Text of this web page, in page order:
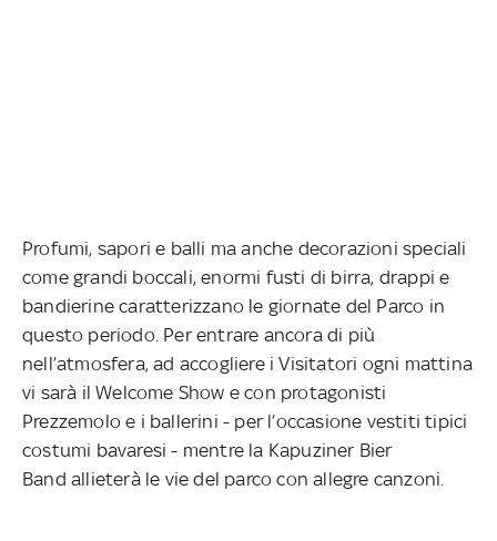
Profumi, sapori e balli ma anche decorazioni speciali
come grandi boccali, enormi fusti di birra, drappi e
bandierine caratterizzano le giornate del Parco in
questo periodo. Per entrare ancora di più
nell’atmosfera, ad accogliere i Visitatori ogni mattina
vi sarà il Welcome Show e con protagonisti
Prezzemolo e i ballerini - per l’occasione vestiti tipici
costumi bavaresi - mentre la Kapuziner Bier
Band allieterà le vie del parco con allegre canzoni.